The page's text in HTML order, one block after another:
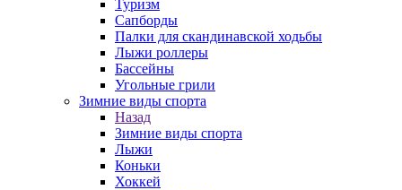
Туризм
Сапборды
Палки для скандинавской ходьбы
Лыжи роллеры
Бассейны
Угольные грили
Зимние виды спорта
Назад
Зимние виды спорта
Лыжи
Коньки
Хоккей